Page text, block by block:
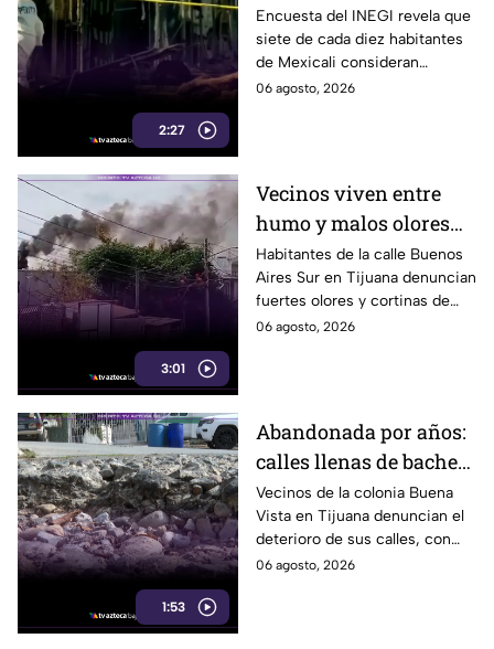
2:27
aseguran sentirse
inseguros, revela
encuesta del INEGI
Encuesta del INEGI revela que
siete de cada diez habitantes
de Mexicali consideran
insegura la ciudad donde
06 agosto, 2026
3:01
Vecinos viven entre
humo y malos olores
desde hace años en
Tijuana
Habitantes de la calle Buenos
Aires Sur en Tijuana denuncian
fuertes olores y cortinas de
humo que afectan su vida
06 agosto, 2026
1:53
Abandonada por años:
calles llenas de baches
afectan a vecinos de
Buena Vista en Tijuana
Vecinos de la colonia Buena
Vista en Tijuana denuncian el
deterioro de sus calles, con
baches y daños que persisten
06 agosto, 2026